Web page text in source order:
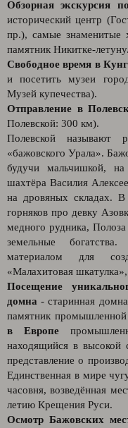
Обзорная экскурсия
исторический центр
пр.), самые знаменитые
памятник Никитке-летуну.
Свободное время в
и посетить музеи
Музей купечества).
Отправление в
Полевской: 300 км).
Полевской называют
«бажовского Урала».
будучи мальчишкой,
шахтёра Василия
на дровяных складах. В
горняков про девку
медного рудника,
земельные
материалом для
«Малахитовая
Посещение
домна - старинная домна
памятник
в Европе
находящийся в высокой
представление о
Единственная в мире
часовня, возведённая
летию Крещения Руси.
Осмотр Бажовских